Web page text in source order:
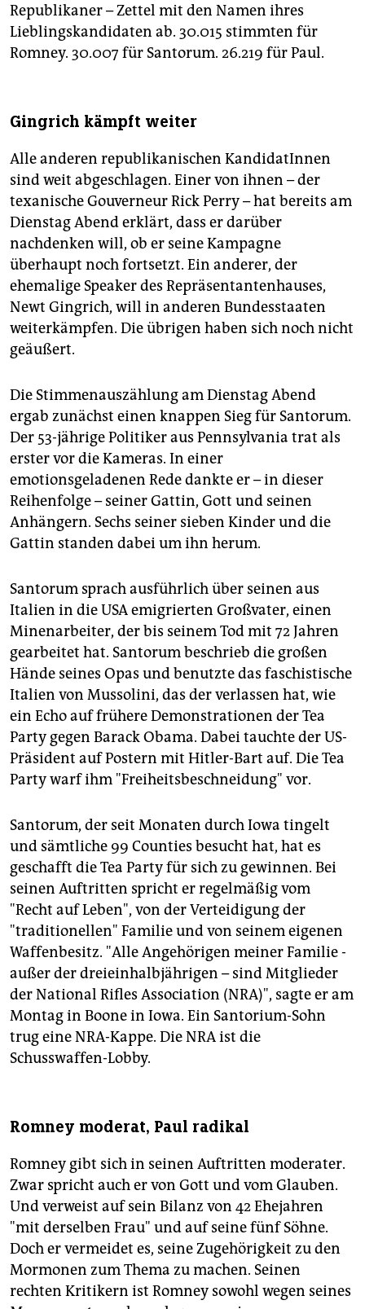
Republikaner – Zettel mit den Namen ihres
Lieblingskandidaten ab. 30.015 stimmten für
Romney. 30.007 für Santorum. 26.219 für Paul.
Gingrich kämpft weiter
Alle anderen republikanischen KandidatInnen
sind weit abgeschlagen. Einer von ihnen – der
texanische Gouverneur Rick Perry – hat bereits am
Dienstag Abend erklärt, dass er darüber
nachdenken will, ob er seine Kampagne
überhaupt noch fortsetzt. Ein anderer, der
ehemalige Speaker des Repräsentantenhauses,
Newt Gingrich, will in anderen Bundesstaaten
weiterkämpfen. Die übrigen haben sich noch nicht
geäußert.
Die Stimmenauszählung am Dienstag Abend
ergab zunächst einen knappen Sieg für Santorum.
Der 53-jährige Politiker aus Pennsylvania trat als
erster vor die Kameras. In einer
emotionsgeladenen Rede dankte er – in dieser
Reihenfolge – seiner Gattin, Gott und seinen
Anhängern. Sechs seiner sieben Kinder und die
Gattin standen dabei um ihn herum.
Santorum sprach ausführlich über seinen aus
Italien in die USA emigrierten Großvater, einen
Minenarbeiter, der bis seinem Tod mit 72 Jahren
gearbeitet hat. Santorum beschrieb die großen
Hände seines Opas und benutzte das faschistische
Italien von Mussolini, das der verlassen hat, wie
ein Echo auf frühere Demonstrationen der Tea
Party gegen Barack Obama. Dabei tauchte der US-
Präsident auf Postern mit Hitler-Bart auf. Die Tea
Party warf ihm "Freiheitsbeschneidung" vor.
Santorum, der seit Monaten durch Iowa tingelt
und sämtliche 99 Counties besucht hat, hat es
geschafft die Tea Party für sich zu gewinnen. Bei
seinen Auftritten spricht er regelmäßig vom
"Recht auf Leben", von der Verteidigung der
"traditionellen" Familie und von seinem eigenen
Waffenbesitz. "Alle Angehörigen meiner Familie -
außer der dreieinhalbjährigen – sind Mitglieder
der National Rifles Association (NRA)", sagte er am
Montag in Boone in Iowa. Ein Santorium-Sohn
trug eine NRA-Kappe. Die NRA ist die
Schusswaffen-Lobby.
Romney moderat, Paul radikal
Romney gibt sich in seinen Auftritten moderater.
Zwar spricht auch er von Gott und vom Glauben.
Und verweist auf sein Bilanz von 42 Ehejahren
"mit derselben Frau" und auf seine fünf Söhne.
Doch er vermeidet es, seine Zugehörigkeit zu den
Mormonen zum Thema zu machen. Seinen
rechten Kritikern ist Romney sowohl wegen seines